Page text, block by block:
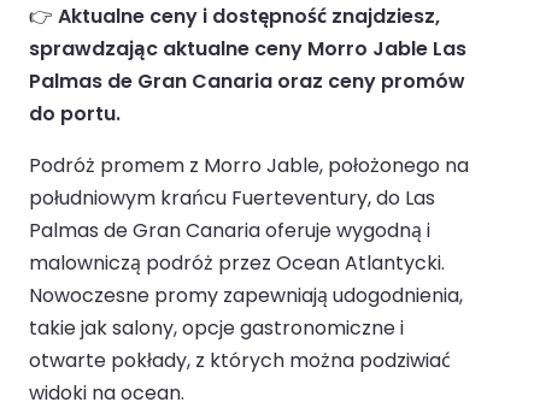
👉 Aktualne ceny i dostępność znajdziesz,
sprawdzając aktualne ceny Morro Jable Las
Palmas de Gran Canaria oraz ceny promów
do portu.
Podróż promem z Morro Jable, położonego na
południowym krańcu Fuerteventury, do Las
Palmas de Gran Canaria oferuje wygodną i
malowniczą podróż przez Ocean Atlantycki.
Nowoczesne promy zapewniają udogodnienia,
takie jak salony, opcje gastronomiczne i
otwarte pokłady, z których można podziwiać
widoki na ocean.